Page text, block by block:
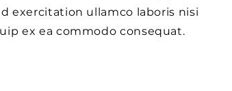
exercitation ullamco laboris nisi
ex ea commodo consequat.